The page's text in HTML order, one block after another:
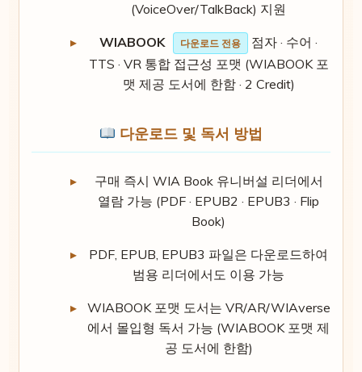
(VoiceOver/TalkBack) 지원
WIABOOK 다운로드 전용
점자 · 수어 ·
TTS · VR 통합 접근성 포맷 (WIABOOK 포
맷 제공 도서에 한함 · 2 Credit)
다운로드 및 독서 방법
구매 즉시 WIA Book 유니버설 리더에서
열람 가능 (PDF · EPUB2 · EPUB3 · Flip
Book)
PDF, EPUB, EPUB3 파일은 다운로드하여
범용 리더에서도 이용 가능
WIABOOK 포맷 도서는 VR/AR/WIAverse
에서 몰입형 독서 가능 (WIABOOK 포맷 제
공 도서에 한함)